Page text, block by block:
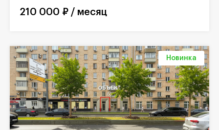
210 000 ₽ / месяц
Новинка